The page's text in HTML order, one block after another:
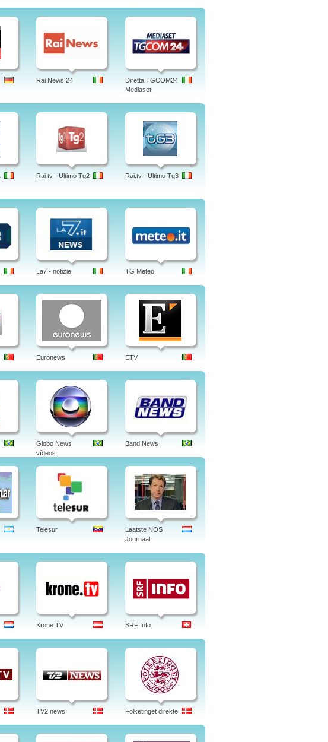
Rai News 24
Diretta TGCOM24
Mediaset
Rai tv - Ultimo Tg2 Rai.tv - Ultimo Tg3
La7 - notizie TG Meteo
Euronews ETV
Globo News
vídeos
Band News
Telesur
Laatste NOS
Journaal
Krone TV SRF Info
TV2 news Folketinget direkte